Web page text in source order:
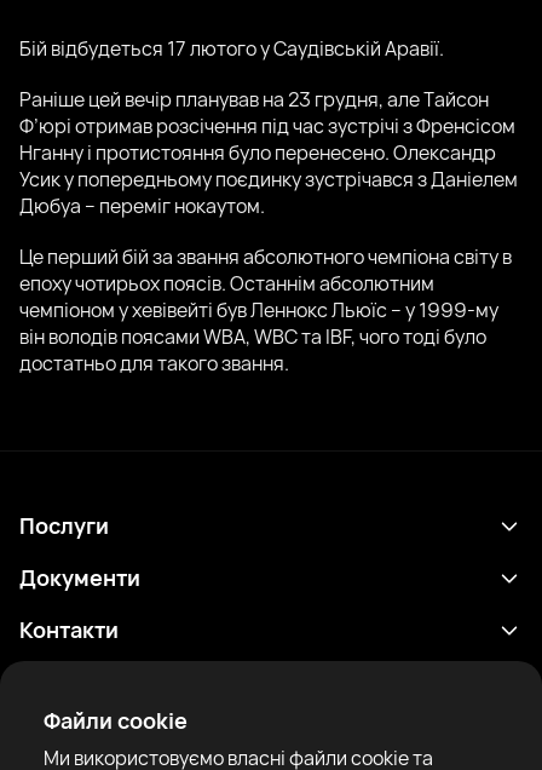
Файли cookie
Ми використовуємо власні файли cookie та
Бій відбудеться 17 лютого у Саудівській Аравії.
Раніше цей вечір планував на 23 грудня, але Тайсон
Ф’юрі отримав розсічення під час зустрічі з Френсісом
Нганну і протистояння було перенесено. Олександр
Усик у попередньому поєдинку зустрічався з Даніелем
Дюбуа – переміг нокаутом.
Це перший бій за звання абсолютного чемпіона світу в
епоху чотирьох поясів. Останнім абсолютним
чемпіоном у хевівейті був Леннокс Льюїс – у 1999-му
він володів поясами WBA, WBC та IBF, чого тоді було
достатньо для такого звання.
Послуги
Розклад
Рейтинги
Документи
Політика конфіденційності
Умови використання
Повідомлення про ризики
Правила спільноти
Контакти